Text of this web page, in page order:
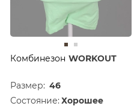
Комбинезон WORKOUT
Размер: 46
Состояние: Хорошее